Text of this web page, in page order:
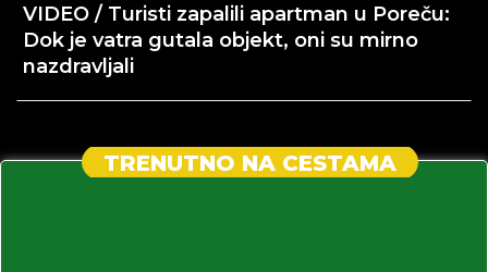
VIDEO / Turisti zapalili apartman u Poreču:
Dok je vatra gutala objekt, oni su mirno
nazdravljali
TRENUTNO NA CESTAMA